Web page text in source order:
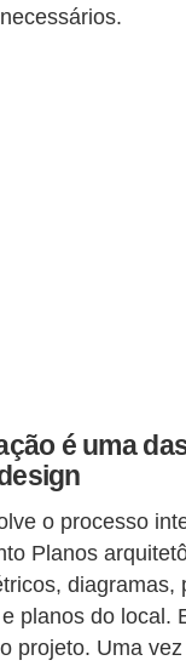
é uma
o processo
Planos
diagramas,
planos do local.
projeto. Uma